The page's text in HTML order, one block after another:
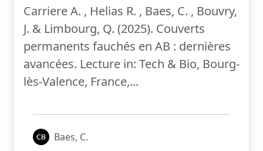
Carriere A. , Helias R. , Baes, C. , Bouvry,
J. & Limbourg, Q. (2025). Couverts
permanents fauchés en AB : dernières
avancées. Lecture in: Tech & Bio, Bourg-
lès-Valence, France,...
Baes, C.